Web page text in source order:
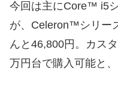
今回は主にCore™ i5
が、Celeron™シリー
んと46,800円。カス
万円台で購入可能と